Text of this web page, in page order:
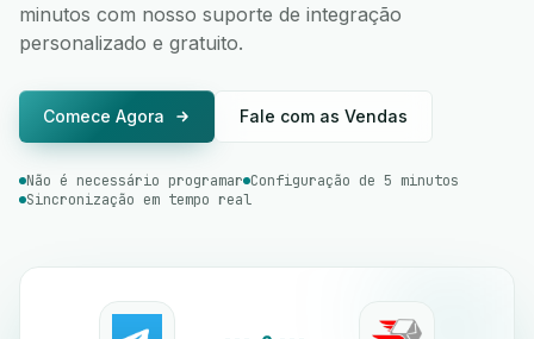
minutos com nosso suporte de integração
personalizado e gratuito.
Comece Agora Fale com as Vendas
Não é necessário programar Configuração de 5 minutos
Sincronização em tempo real